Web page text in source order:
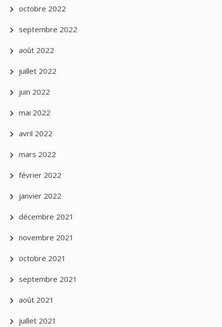
octobre 2022
septembre 2022
août 2022
juillet 2022
juin 2022
mai 2022
avril 2022
mars 2022
février 2022
janvier 2022
décembre 2021
novembre 2021
octobre 2021
septembre 2021
août 2021
juillet 2021